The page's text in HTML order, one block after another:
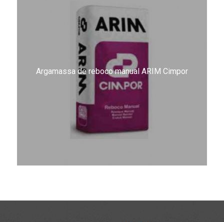
Argamassa de reboco manual ARIM Cimpor